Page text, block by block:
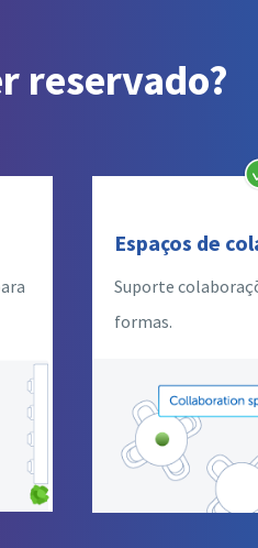
reservado?
Espaços de
Suporte
formas.